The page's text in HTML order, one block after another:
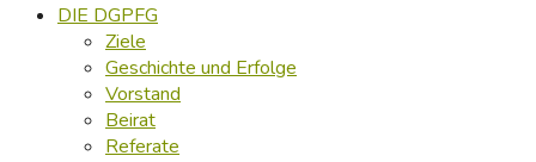
DIE DGPFG
Ziele
Geschichte und Erfolge
Vorstand
Beirat
Referate